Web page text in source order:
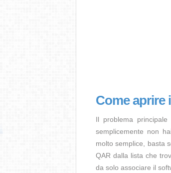
Come aprire
Il problema
semplicemente non
molto semplice, basta
QAR dalla lista che
da solo associare il